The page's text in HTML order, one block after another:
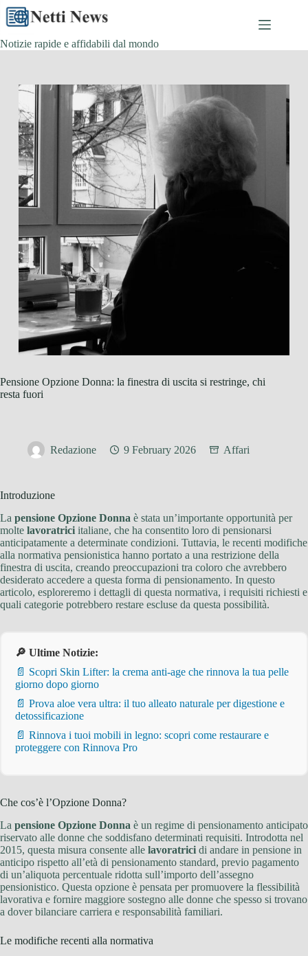
Skip
content
Notizie rapide e affidabili dal mondo
Pensione Opzione Donna: la finestra di uscita si restringe, chi
resta fuori
Redazione 9 February 2026 Affari
Introduzione
La pensione Opzione Donna è stata un’importante opportunità per
molte lavoratrici italiane, che ha consentito loro di pensionarsi
anticipatamente a determinate condizioni. Tuttavia, le recenti modifiche
alla normativa pensionistica hanno portato a una restrizione della
finestra di uscita, creando preoccupazioni tra coloro che avrebbero
desiderato accedere a questa forma di pensionamento. In questo
articolo, esploreremo i dettagli di questa normativa, i requisiti richiesti e
quali categorie potrebbero restare escluse da questa possibilità.
🔎 Ultime Notizie:
📄 Scopri Skin Lifter: la crema anti-age che rinnova la tua pelle
giorno dopo giorno
📄 Prova aloe vera ultra: il tuo alleato naturale per digestione e
detossificazione
📄 Rinnova i tuoi mobili in legno: scopri come restaurare e
proteggere con Rinnova Pro
Che cos’è l’Opzione Donna?
La pensione Opzione Donna è un regime di pensionamento anticipato
riservato alle donne che soddisfano determinati requisiti. Introdotta nel
2015, questa misura consente alle lavoratrici di andare in pensione in
anticipo rispetto all’età di pensionamento standard, previo pagamento
di un’aliquota percentuale ridotta sull’importo dell’assegno
pensionistico. Questa opzione è pensata per promuovere la flessibilità
lavorativa e fornire maggiore sostegno alle donne che spesso si trovano
a dover bilanciare carriera e responsabilità familiari.
Le modifiche recenti alla normativa